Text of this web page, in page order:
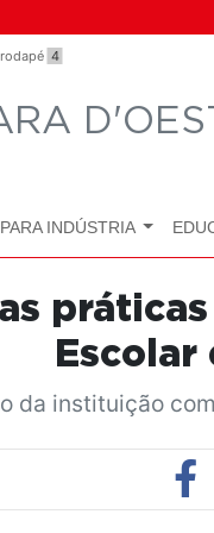
4
PARA INDÚSTRIA
Escolar
da instituição